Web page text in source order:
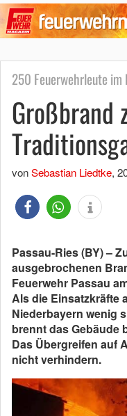
250 Feuerwehrleute im
Großbrand
vonSebastian Liedtke,
Passau-Ries (BY) –
ausgebrochenen
Feuerwehr Passau
Als die Einsatzkräfte
Niederbayern wenig
brennt das Gebäude
Das Übergreifen auf
nicht verhindern.